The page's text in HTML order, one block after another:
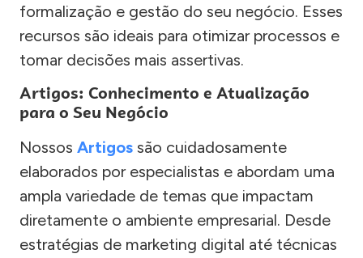
formalização e gestão do seu negócio. Esses
recursos são ideais para otimizar processos e
tomar decisões mais assertivas.
Artigos: Conhecimento e Atualização
para o Seu Negócio
Nossos Artigos são cuidadosamente
elaborados por especialistas e abordam uma
ampla variedade de temas que impactam
diretamente o ambiente empresarial. Desde
estratégias de marketing digital até técnicas